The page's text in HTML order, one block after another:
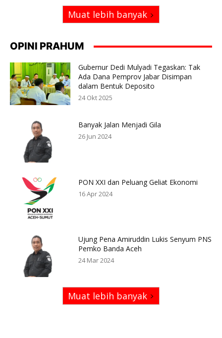
Muat lebih banyak
OPINI PRAHUM
Gubernur Dedi Mulyadi Tegaskan: Tak
Ada Dana Pemprov Jabar Disimpan
dalam Bentuk Deposito
24 Okt 2025
Banyak Jalan Menjadi Gila
26 Jun 2024
PON XXI dan Peluang Geliat Ekonomi
16 Apr 2024
Ujung Pena Amiruddin Lukis Senyum PNS
Pemko Banda Aceh
24 Mar 2024
Muat lebih banyak